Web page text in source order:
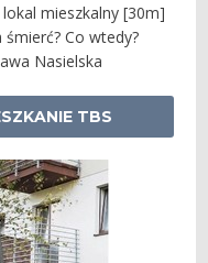
mieszkalny [30m]
śmierć? Co wtedy?
Nasielska
TBS